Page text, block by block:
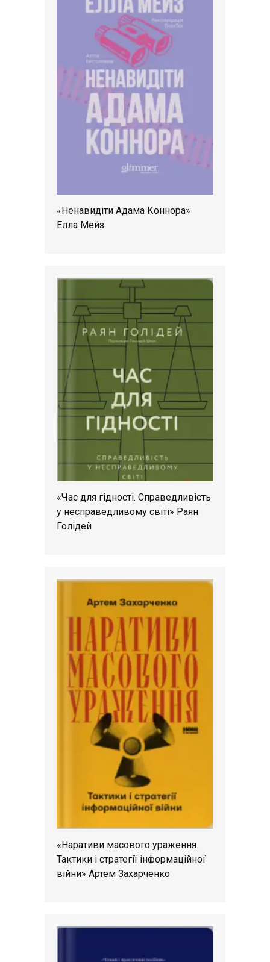
«Ненавидіти Адама Коннора»
Елла Мейз
«Час для гідності. Справедливість
у несправедливому світі» Раян
Голідей
«Наративи масового ураження.
Тактики і стратегії інформаційної
війни» Артем Захарченко